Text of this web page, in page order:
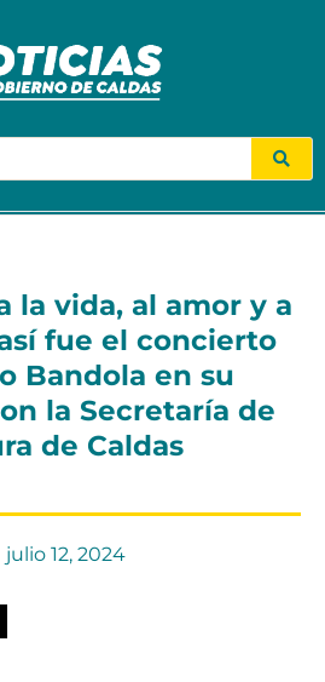
la vida, al amor y a
fue el concierto
Bandola en su
la Secretaría de
de Caldas
julio 12, 2024